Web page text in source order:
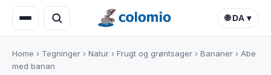
🌐 DA ▾
Home › Tegninger › Natur › Frugt og grøntsager › Bananer › Abe
med banan